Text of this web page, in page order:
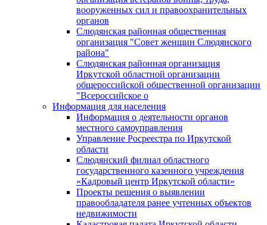
вооруженных сил и правоохранительных
органов
Слюдянская районная общественная
организация "Совет женщин Слюдянского
района"
Слюдянская районная организация
Иркутской областной организации
общероссийской общественной организации
"Всероссийское о
Информация для населения
Информация о деятельности органов
местного самоуправления
Управление Росреестра по Иркутской
области
Слюдянский филиал областного
государственного казенного учреждения
«Кадровый центр Иркутской области»
Проекты решения о выявлении
правообладателя ранее учтенных объектов
недвижимости